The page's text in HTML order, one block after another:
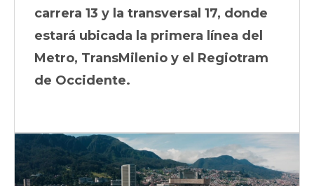
carrera 13 y la transversal 17, donde
estará ubicada la primera línea del
Metro, TransMilenio y el Regiotram
de Occidente.